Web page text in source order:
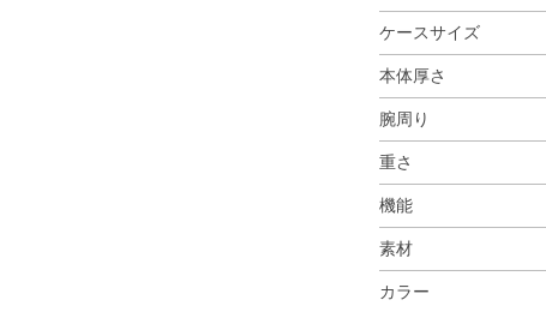
ケースサイズ
本体厚さ
腕周り
重さ
機能
素材
カラー